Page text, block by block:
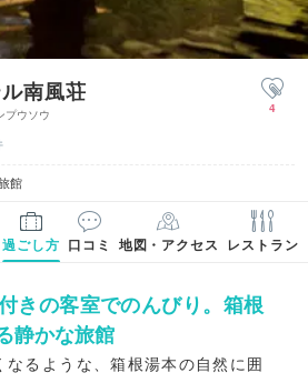
南風荘
プウソウ
館
4
過ごし方 口コミ 地図・アクセス レストラン
きの客室でのんびり。箱根
静かな旅館
なるような、箱根湯本の自然に囲